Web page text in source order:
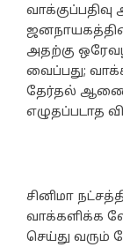
அதற்கு
வைப்பது;
தேர்தல்
எழுதப்படாத
சினிமா
வாக்களிக்க
செய்து